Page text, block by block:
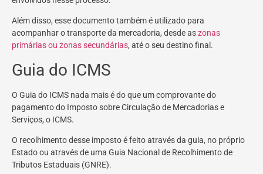
Além disso, esse documento também é utilizado para
acompanhar o transporte da mercadoria, desde aszonas
primárias ou zonas secundárias, até o seu destino final.
Guia do ICMS
O Guia do ICMS nada mais é do que um comprovante do
pagamento do Imposto sobre Circulação de Mercadorias e
Serviços, o ICMS.
O recolhimento desse imposto é feito através da guia, no próprio
Estado ou através de uma Guia Nacional de Recolhimento de
Tributos Estaduais (GNRE).